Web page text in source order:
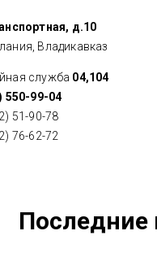
д.10
Владикавказ
служба 04,104
550-99-04
51-90-78
76-62-72
Последние